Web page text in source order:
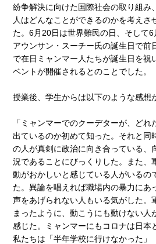
紛争解決に向けた国際社会の取り組み
人はどんなことができるのかを考えさ
た。6月20日は世界難民の日、そして
アウンサン・スーチー氏の誕生日で前
で在日ミャンマー人たちが誕生日を祝
ベントが開催されるとのことでした。
授業後、学生からは以下のような感想
「ミャンマーでのクーデターが、ど
出ているのか初めて知った。それと同
の人が真剣に政治に向き合っている、
況であることにびっくりした。また、
動がおかしいと感じている人がいるの
た。異論を唱えれば職場内の暴力にあ
声をあげられない人もいる気がした。
まったように、動こうにも動けない人
感じた。ミャンマーにもコロナは日本
私たちは「半年学校に行けなかった」